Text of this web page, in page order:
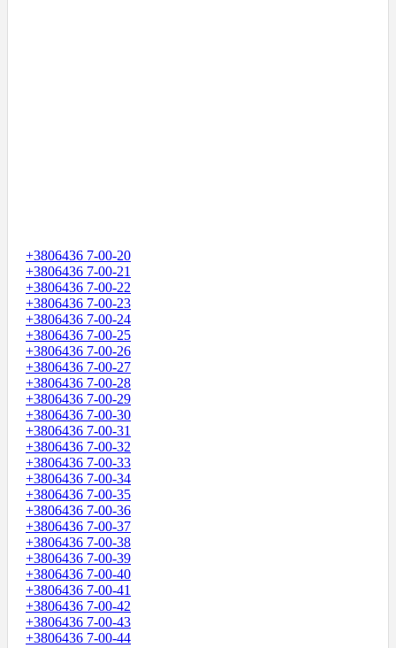
+3806436 7-00-20
+3806436 7-00-21
+3806436 7-00-22
+3806436 7-00-23
+3806436 7-00-24
+3806436 7-00-25
+3806436 7-00-26
+3806436 7-00-27
+3806436 7-00-28
+3806436 7-00-29
+3806436 7-00-30
+3806436 7-00-31
+3806436 7-00-32
+3806436 7-00-33
+3806436 7-00-34
+3806436 7-00-35
+3806436 7-00-36
+3806436 7-00-37
+3806436 7-00-38
+3806436 7-00-39
+3806436 7-00-40
+3806436 7-00-41
+3806436 7-00-42
+3806436 7-00-43
+3806436 7-00-44